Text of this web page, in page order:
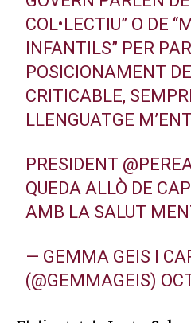
COL•LECTIU” O DE
INFANTILS” PER
POSICIONAMENT
CRITICABLE,
LLENGUATGE
PRESIDENT
QUEDA ALLÒ DE
AMB LA SALUT
— GEMMA GEIS I
(@GEMMAGEIS)